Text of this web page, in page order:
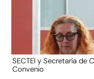
SECTEI y Secretaría de
Convenio